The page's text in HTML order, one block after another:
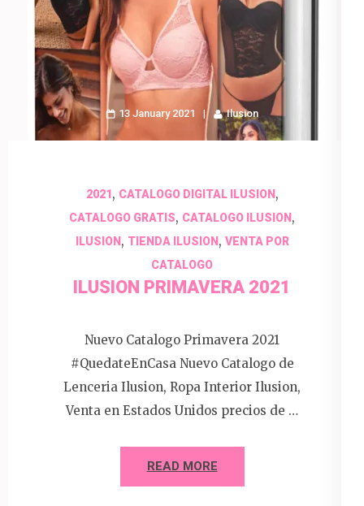
13 January 2021 Ilusion
2021, CATALOGO DIGITAL ILUSION,
CATALOGO GRATIS, CATALOGO ILUSION,
ILUSION, TIENDA ILUSION, VENTA POR
CATALOGO
ILUSION PRIMAVERA 2021
Nuevo Catalogo Primavera 2021
#QuedateEnCasa Nuevo Catalogo de
Lenceria Ilusion, Ropa Interior Ilusion,
Venta en Estados Unidos precios de …
READ MORE